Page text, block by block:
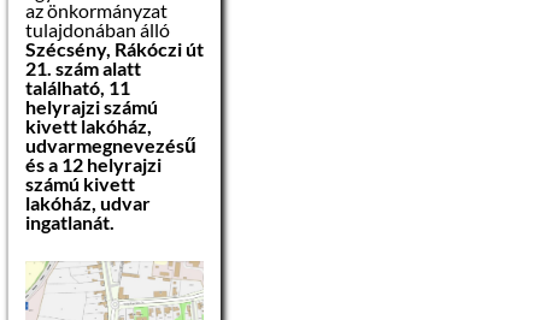
az önkormányzat
tulajdonában álló
Szécsény, Rákóczi út
21. szám alatt
található, 11
helyrajzi számú
kivett lakóház,
udvarmegnevezésű
és a 12 helyrajzi
számú kivett
lakóház, udvar
ingatlanát.